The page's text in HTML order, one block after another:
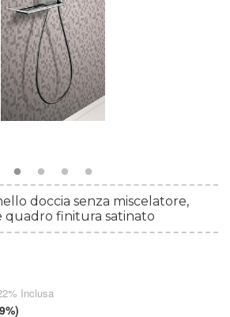
doccia senza miscelatore,
quadro finitura satinato
Inclusa